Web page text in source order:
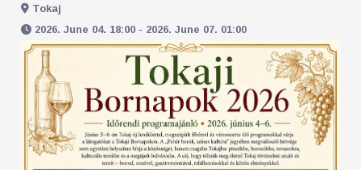
Tokaj
2026. June 04. 18:00 - 2026. June 07. 01:00